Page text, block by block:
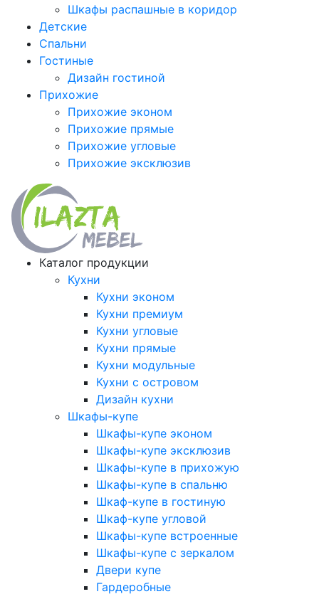
Шкафы распашные в коридор
Детские
Спальни
Гостиные
Дизайн гостиной
Прихожие
Прихожие эконом
Прихожие прямые
Прихожие угловые
Прихожие эксклюзив
Каталог продукции
Кухни
Кухни эконом
Кухни премиум
Кухни угловые
Кухни прямые
Кухни модульные
Кухни с островом
Дизайн кухни
Шкафы-купе
Шкафы-купе эконом
Шкафы-купе эксклюзив
Шкафы-купе в прихожую
Шкафы-купе в спальню
Шкаф-купе в гостиную
Шкаф-купе угловой
Шкафы-купе встроенные
Шкафы-купе с зеркалом
Двери купе
Гардеробные